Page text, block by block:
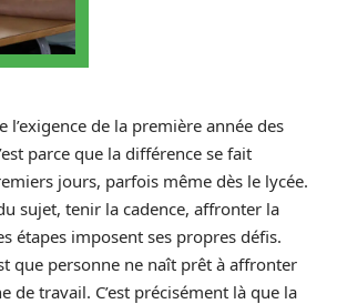
l’exigence de la première année des
parce que la différence se fait
jours, parfois même dès le lycée.
sujet, tenir la cadence, affronter la
étapes imposent ses propres défis.
que personne ne naît prêt à affronter
de travail. C’est précisément là que la